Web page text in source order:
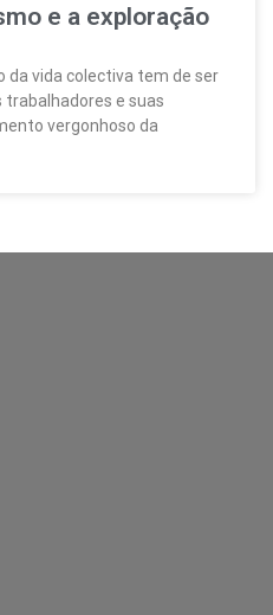
e a exploração
da vida colectiva tem de ser
e suas
vergonhoso da